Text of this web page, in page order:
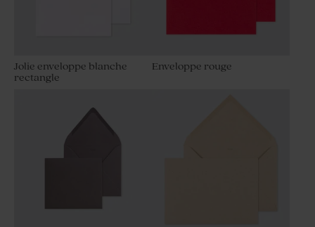
Jolie enveloppe blanche
rectangle
Enveloppe rouge